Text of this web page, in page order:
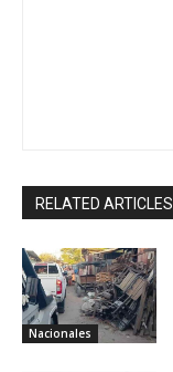
RELATED ARTICLES
Nacionales